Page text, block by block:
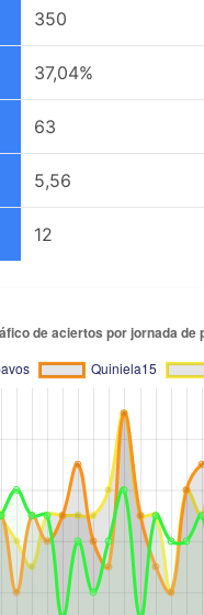
350
37,04%
63
5,56
12